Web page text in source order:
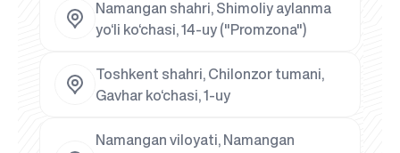
Namangan shahri, Shimoliy aylanma
yo‘li ko‘chasi, 14-uy ("Promzona")
Toshkent shahri, Chilonzor tumani,
Gavhar ko‘chasi, 1-uy
Namangan viloyati, Namangan